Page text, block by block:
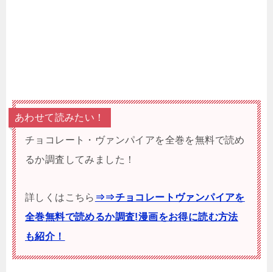
あわせて読みたい！
チョコレート・ヴァンパイアを全巻を無料で読め
るか調査してみました！
詳しくはこちら ⇒⇒チョコレートヴァンパイアを
全巻無料で読めるか調査!漫画をお得に読む方法
も紹介！